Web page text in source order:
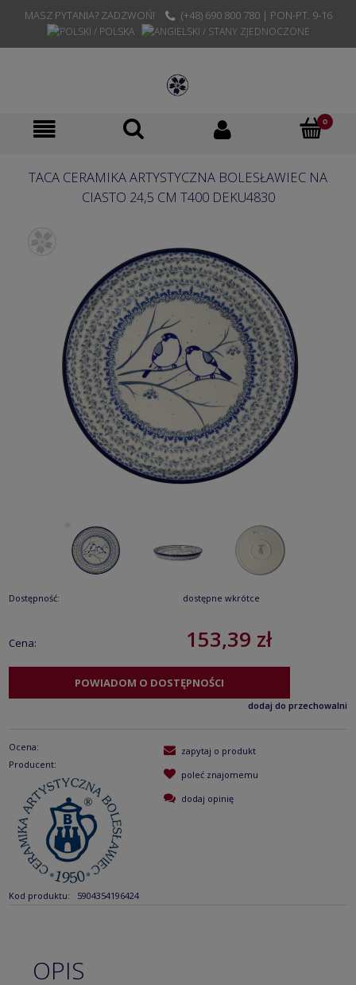
MASZ PYTANIA? ZADZWOŃ! (+48) 690 800 780 | PON-PT. 9-16
TACA CERAMIKA ARTYSTYCZNA BOLESŁAWIEC NA
CIASTO 24,5 CM T400 DEKU4830
Dostępność: dostępne wkrótce
Cena: 153,39 zł
POWIADOM O DOSTĘPNOŚCI
dodaj do przechowalni
Ocena:
Producent:
Kod produktu: 5904354196424
zapytaj o produkt
poleć znajomemu
dodaj opinię
OPIS